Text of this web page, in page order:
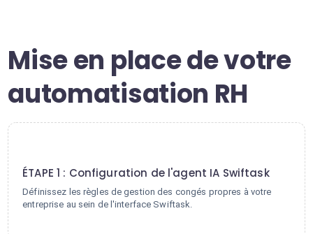
Mise en place de votre
automatisation RH
ÉTAPE 1 : Configuration de l'agent IA Swiftask
Définissez les règles de gestion des congés propres à votre
entreprise au sein de l'interface Swiftask.